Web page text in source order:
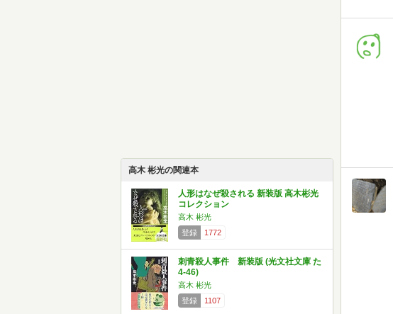
高木 彬光の関連本
人形はなぜ殺される 新装版 高木彬光
コレクション
高木 彬光
登録
1772
刺青殺人事件 新装版 (光文社文庫 た
4-46)
高木 彬光
登録
1107